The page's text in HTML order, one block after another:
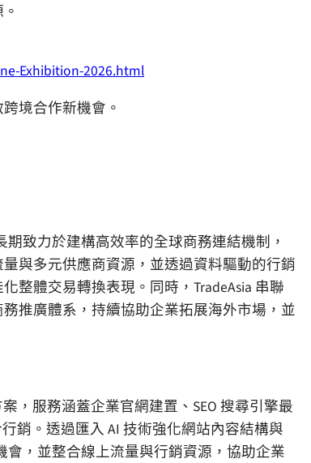
Exhibition-2026.html
境合作新機會。
期致力於建構高效率的全球商務連結機制，
與多元供應商資源，並透過資料驅動的行銷
整體交易轉換表現。同時，TradeAsia 串聯
推廣體系，持續協助企業拓展海外市場，並
，服務涵蓋企業官網建置、SEO 搜尋引擎最
銷。透過匯入 AI 技術強化網站內容結構與
，並整合線上流量與行銷資源，協助企業